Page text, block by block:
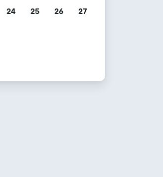
24 25 26 27